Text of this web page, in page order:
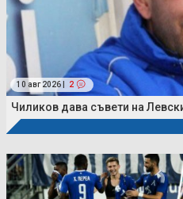
10 авг 2026 | 2
Чиликов дава съвети на